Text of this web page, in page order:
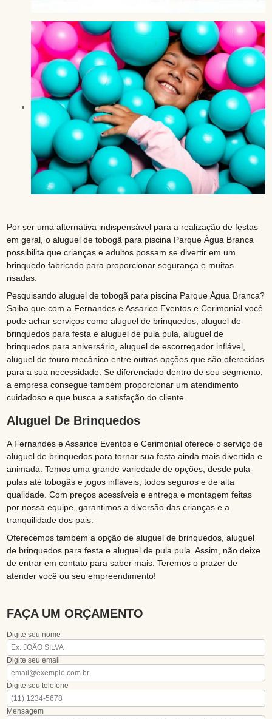
Por ser uma alternativa indispensável para a realização de festas
em geral, o aluguel de tobogã para piscina Parque Água Branca
possibilita que crianças e adultos possam se divertir em um
brinquedo fabricado para proporcionar segurança e muitas
risadas.
Pesquisando aluguel de tobogã para piscina Parque Água Branca?
Saiba que com a Fernandes e Assarice Eventos e Cerimonial você
pode achar serviços como aluguel de brinquedos, aluguel de
brinquedos para festa e aluguel de pula pula, aluguel de
brinquedos para aniversário, aluguel de escorregador inflável,
aluguel de touro mecânico entre outras opções que são oferecidas
para a sua necessidade. Se diferenciado dentro de seu segmento,
a empresa consegue também proporcionar um atendimento
cuidadoso e que busca a satisfação do cliente.
Aluguel De Brinquedos
A Fernandes e Assarice Eventos e Cerimonial oferece o serviço de
aluguel de brinquedos para tornar sua festa ainda mais divertida e
animada. Temos uma grande variedade de opções, desde pula-
pulas até tobogãs e jogos infláveis, todos seguros e de alta
qualidade. Com preços acessíveis e entrega e montagem feitas
por nossa equipe, garantimos a diversão das crianças e a
tranquilidade dos pais.
Oferecemos também a opção de aluguel de brinquedos, aluguel
de brinquedos para festa e aluguel de pula pula. Assim, não deixe
de entrar em contato para saber mais. Teremos o prazer de
atender você ou seu empreendimento!
FAÇA UM ORÇAMENTO
Digite seu nome
Digite seu email
Digite seu telefone
Mensagem